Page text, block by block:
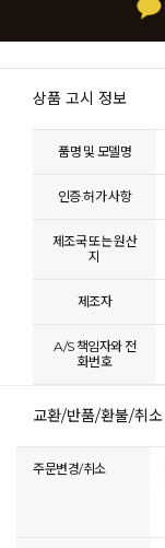
상품 고시 정보
품명 및 모델명
인증.허가 사항
제조국 또는 원산
지
제조자
A/S 책임자와 전
화번호
교환/반품/환불/취소
주문변경/취소